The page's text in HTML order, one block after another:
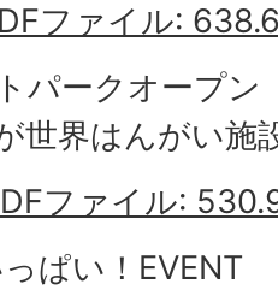
ファイル:
パークオープン
世界はんがい施
ファイル:
ぱい！EVENT